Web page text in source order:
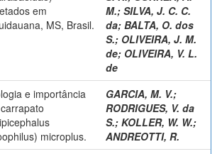
em
MS, Brasil.
M.; SILVA, J. C. C.
da; BALTA, O. dos
S.; OLIVEIRA, J. M.
de; OLIVEIRA, V. L.
de
e importância
microplus.
GARCIA, M. V.;
RODRIGUES, V. da
S.; KOLLER, W. W.;
ANDREOTTI, R.